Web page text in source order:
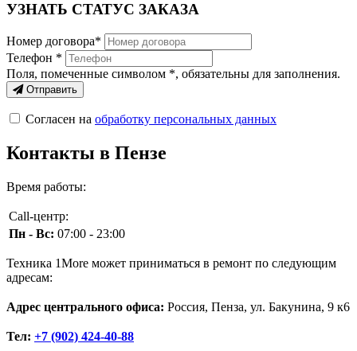
УЗНАТЬ СТАТУС ЗАКАЗА
Номер договора*
Телефон *
Поля, помеченные символом *, обязательны для заполнения.
Отправить
Согласен на обработку персональных данных
Контакты в Пензе
Время работы:
Call-центр:
Пн - Вс: 07:00 - 23:00
Техника 1More может приниматься в ремонт по следующим
адресам:
Адрес центрального офиса: Россия, Пенза, ул. Бакунина, 9 к6
Тел: +7 (902) 424-40-88